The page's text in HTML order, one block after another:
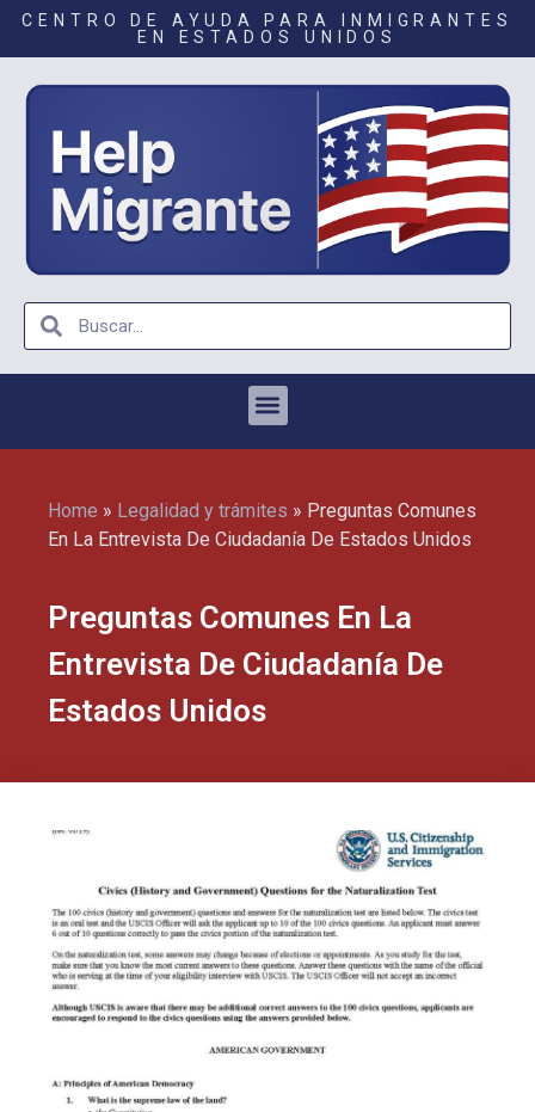
CENTRO DE AYUDA PARA INMIGRANTES
EN ESTADOS UNIDOS
Home » Legalidad y trámites » Preguntas Comunes
En La Entrevista De Ciudadanía De Estados Unidos
Preguntas Comunes En La
Entrevista De Ciudadanía De
Estados Unidos